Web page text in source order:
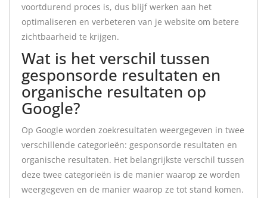
voortdurend proces is, dus blijf werken aan het
optimaliseren en verbeteren van je website om betere
zichtbaarheid te krijgen.
Wat is het verschil tussen
gesponsorde resultaten en
organische resultaten op
Google?
Op Google worden zoekresultaten weergegeven in twee
verschillende categorieën: gesponsorde resultaten en
organische resultaten. Het belangrijkste verschil tussen
deze twee categorieën is de manier waarop ze worden
weergegeven en de manier waarop ze tot stand komen.